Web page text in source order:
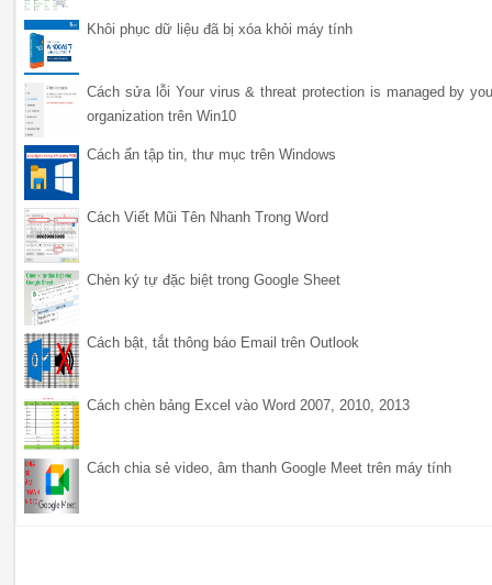
Khôi phục dữ liệu đã bị xóa khỏi máy tính
Cách sửa lỗi Your virus & threat protection is managed by
organization trên Win10
Cách ẩn tập tin, thư mục trên Windows
Cách Viết Mũi Tên Nhanh Trong Word
Chèn ký tự đặc biệt trong Google Sheet
Cách bật, tắt thông báo Email trên Outlook
Cách chèn bảng Excel vào Word 2007, 2010, 2013
Cách chia sẻ video, âm thanh Google Meet trên máy tính